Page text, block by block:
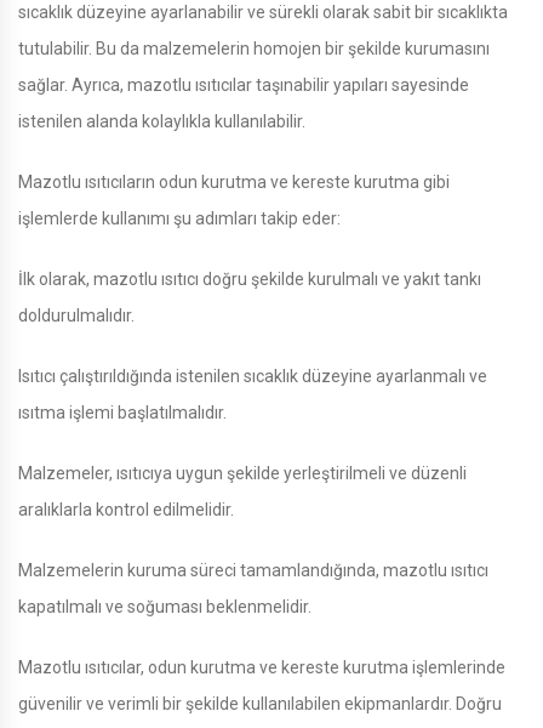
sıcaklık düzeyine ayarlanabilir ve sürekli olarak sabit bir sıcaklıkta
tutulabilir. Bu da malzemelerin homojen bir şekilde kurumasını
sağlar. Ayrıca, mazotlu ısıtıcılar taşınabilir yapıları sayesinde
istenilen alanda kolaylıkla kullanılabilir.
Mazotlu ısıtıcıların odun kurutma ve kereste kurutma gibi
işlemlerde kullanımı şu adımları takip eder:
İlk olarak, mazotlu ısıtıcı doğru şekilde kurulmalı ve yakıt tankı
doldurulmalıdır.
Isıtıcı çalıştırıldığında istenilen sıcaklık düzeyine ayarlanmalı ve
ısıtma işlemi başlatılmalıdır.
Malzemeler, ısıtıcıya uygun şekilde yerleştirilmeli ve düzenli
aralıklarla kontrol edilmelidir.
Malzemelerin kuruma süreci tamamlandığında, mazotlu ısıtıcı
kapatılmalı ve soğuması beklenmelidir.
Mazotlu ısıtıcılar, odun kurutma ve kereste kurutma işlemlerinde
güvenilir ve verimli bir şekilde kullanılabilen ekipmanlardır. Doğru